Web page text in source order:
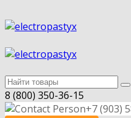
8 (800) 350-36-15
+7 (903)